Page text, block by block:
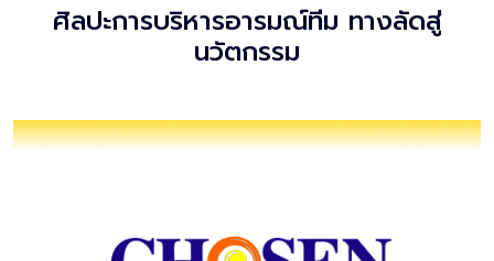
ศิลปะการบริหารอารมณ์ทีม ทางลัดสู่
นวัตกรรม